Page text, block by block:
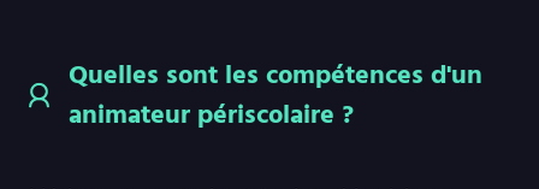
Quelles sont les compétences d'un
animateur périscolaire ?